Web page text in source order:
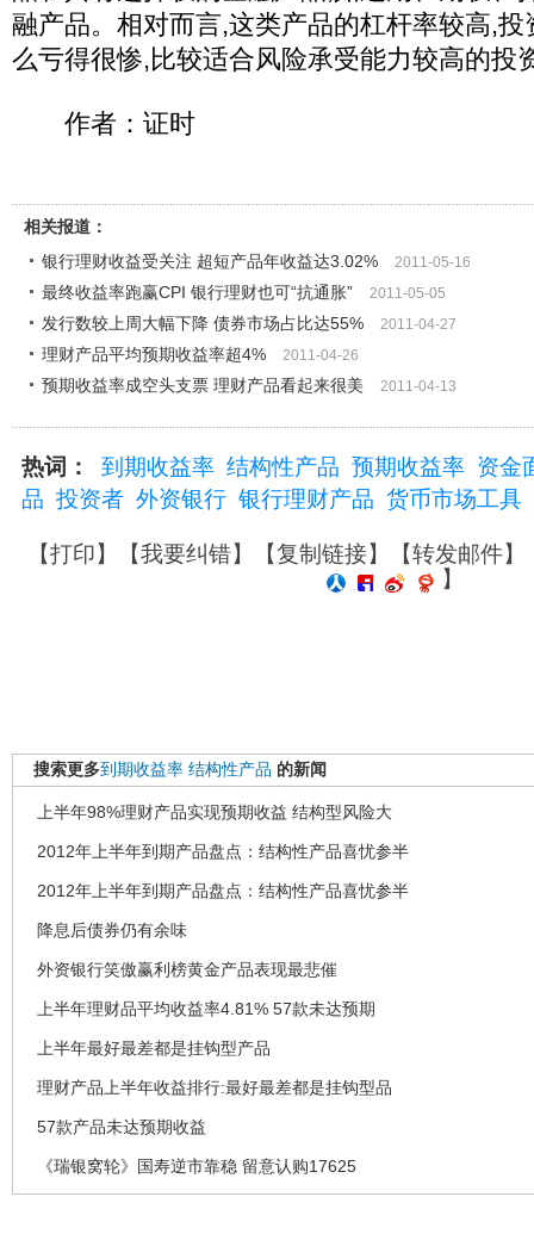
融产品。相对而言,这类产品的杠杆率较高,
么亏得很惨,比较适合风险承受能力较高的投
作者：证时
相关报道：
银行理财收益受关注 超短产品年收益达3.02%
2011-05-16
最终收益率跑赢CPI 银行理财也可“抗通胀” 2011-05-05
发行数较上周大幅下降 债券市场占比达55% 2011-04-27
理财产品平均预期收益率超4% 2011-04-26
预期收益率成空头支票 理财产品看起来很美 2011-04-13
热词： 到期收益率 结构性产品 预期收益率 资金
品 投资者 外资银行 银行理财产品 货币市场工具
【打印】【我要纠错】【复制链接】【转发邮件】
】
搜索更多到期收益率 结构性产品 的新闻
上半年98%理财产品实现预期收益 结构型风险大
2012年上半年到期产品盘点：结构性产品喜忧参半
2012年上半年到期产品盘点：结构性产品喜忧参半
降息后债券仍有余味
外资银行笑傲赢利榜黄金产品表现最悲催
上半年理财品平均收益率4.81% 57款未达预期
上半年最好最差都是挂钩型产品
理财产品上半年收益排行:最好最差都是挂钩型品
57款产品未达预期收益
《瑞银窝轮》国寿逆市靠稳 留意认购17625